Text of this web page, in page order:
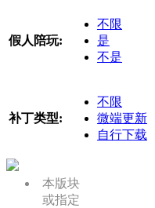
假人陪玩:
不限
是
不是
补丁类型:
不限
微端更新
自行下载
本版块
或指定